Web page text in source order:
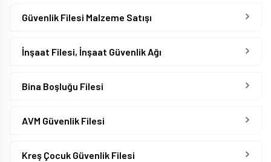
Güvenlik Filesi Malzeme Satışı
İnşaat Filesi, İnşaat Güvenlik Ağı
Bina Boşluğu Filesi
AVM Güvenlik Filesi
Kreş Çocuk Güvenlik Filesi